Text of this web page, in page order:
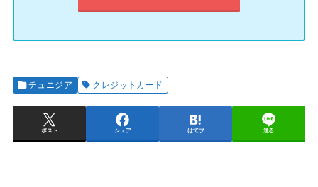
チュニジア クレジットカード
ポスト シェア はてブ 送る